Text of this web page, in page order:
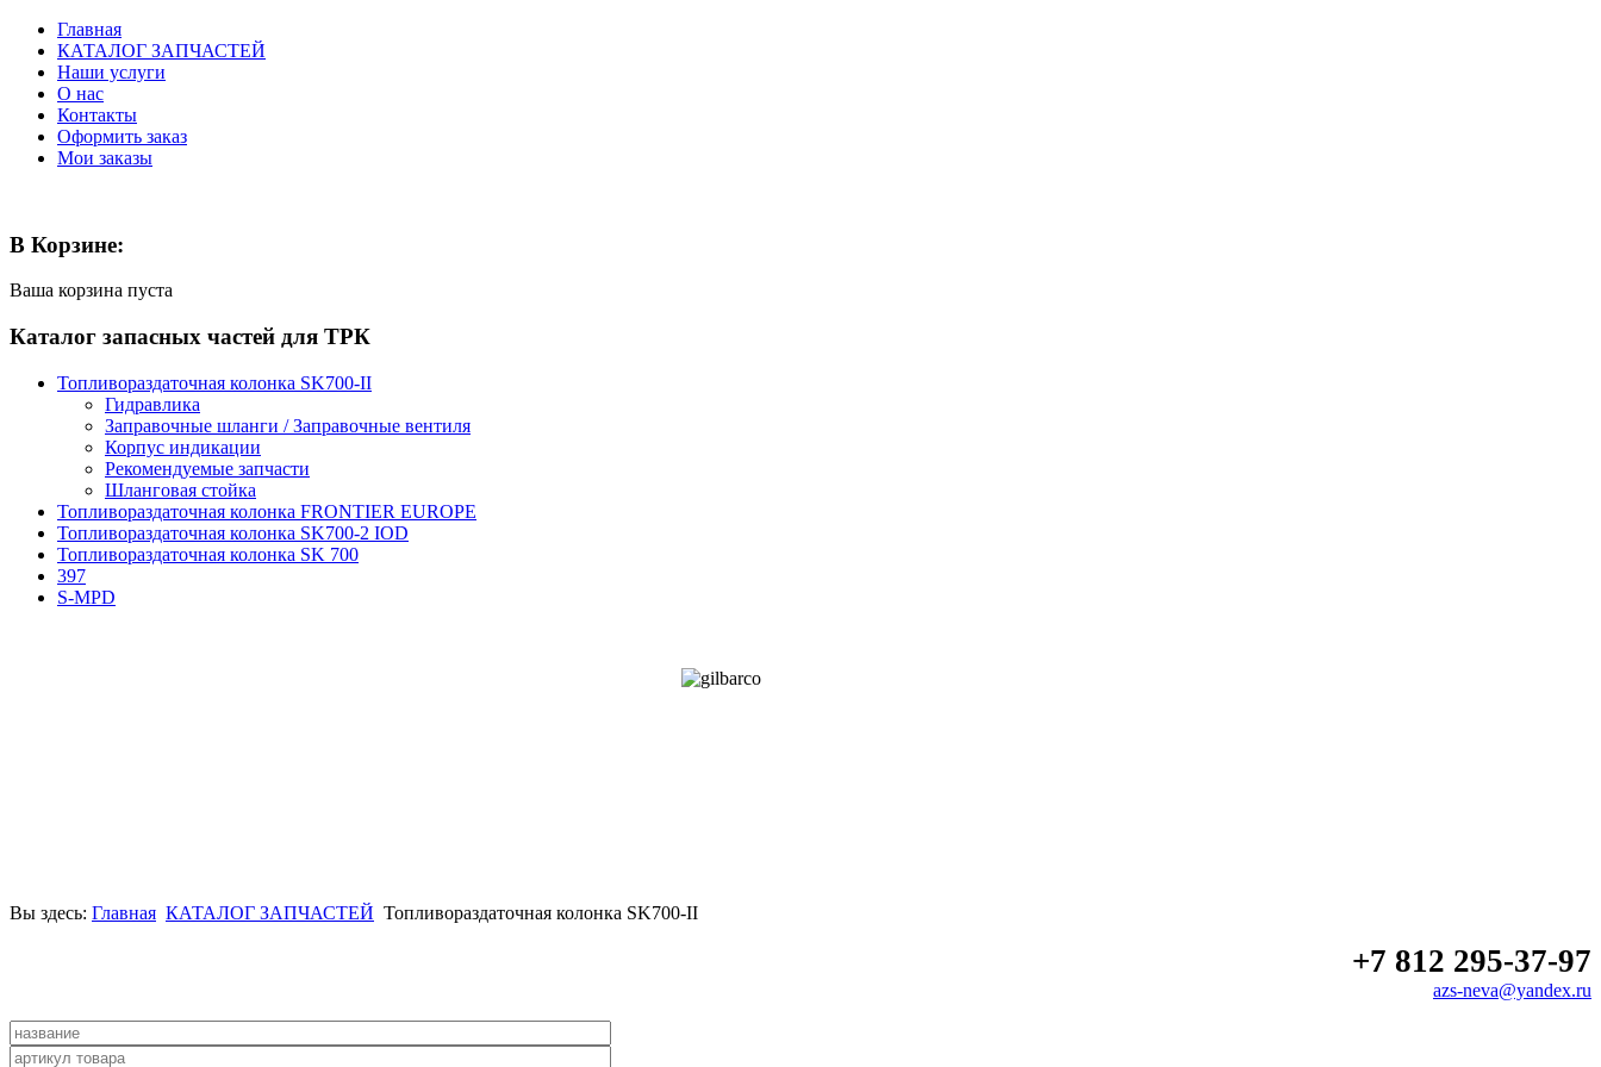
Главная
КАТАЛОГ ЗАПЧАСТЕЙ
Наши услуги
О нас
Контакты
Оформить заказ
Мои заказы
В Корзине:
Ваша корзина пуста
Каталог запасных частей для ТРК
Топливораздаточная колонка SK700-II
Гидравлика
Заправочные шланги / Заправочные вентиля
Корпус индикации
Рекомендуемые запчасти
Шланговая стойка
Топливораздаточная колонка FRONTIER EUROPE
Топливораздаточная колонка SK700-2 IOD
Топливораздаточная колонка SK 700
397
S-MPD
Вы здесь: Главная КАТАЛОГ ЗАПЧАСТЕЙ Топливораздаточная колонка SK700-II
+7 812 295-37-97
azs-neva@yandex.ru